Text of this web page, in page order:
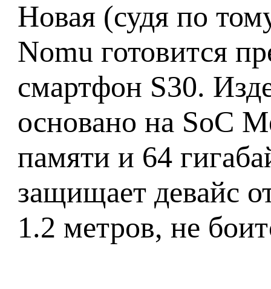
Новая (судя по
Nomu готовится
смартфон S30.
основано на SoC
памяти и 64
защищает девайс
1.2 метров, не